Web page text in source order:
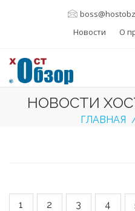
Новости
О
НОВОСТИ
ГЛАВНАЯ
1 2 3 4